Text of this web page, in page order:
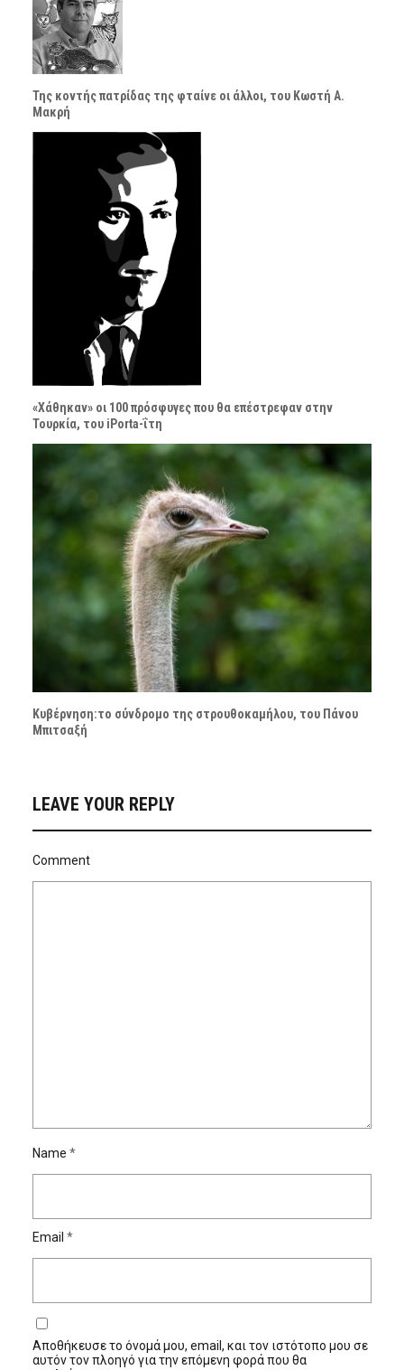
Της κοντής πατρίδας της φταίνε οι άλλοι, του Κωστή Α.
Μακρή
«Χάθηκαν» οι 100 πρόσφυγες που θα επέστρεφαν στην
Τουρκία, του iPorta-ΐτη
Κυβέρνηση:το σύνδρομο της στρουθοκαμήλου, του Πάνου
Μπιτσαξή
LEAVE YOUR REPLY
Comment
Name *
Email *
Αποθήκευσε το όνομά μου, email, και τον ιστότοπο μου σε
αυτόν τον πλοηγό για την επόμενη φορά που θα